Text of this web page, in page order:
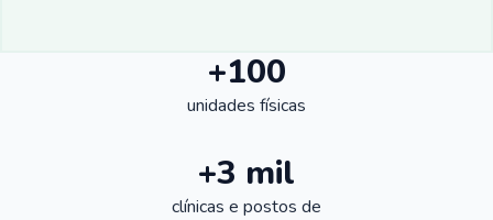
+100
unidades físicas
+3 mil
clínicas e postos de